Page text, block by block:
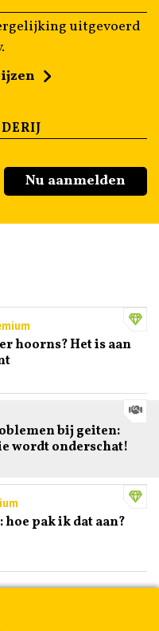
uitgevoerd
Nu aanmelden
hoorns? Het is aan
bij geiten:
wordt onderschat!
pak ik dat aan?